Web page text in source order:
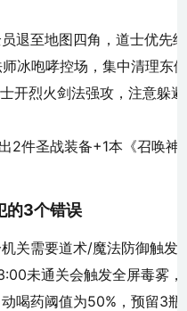
退至地图四角，道士优先
冰咆哮控场，集中清理东
开烈火剑法强攻，注意躲
2件圣战装备+1本《召唤神
的3个错误
关需要道术/魔法防御触发
未通关会触发全屏毒雾
喝药阈值为50%，预留3瓶